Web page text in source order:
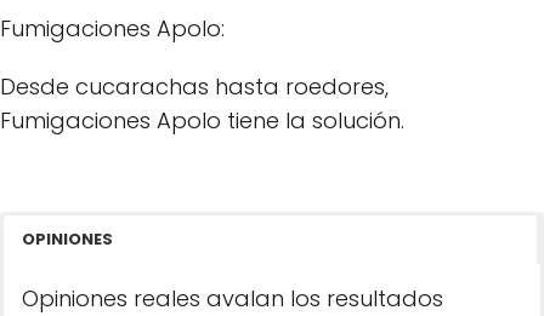
Fumigaciones Apolo:
Desde cucarachas hasta roedores,
Fumigaciones Apolo tiene la solución.
OPINIONES
Opiniones reales avalan los resultados